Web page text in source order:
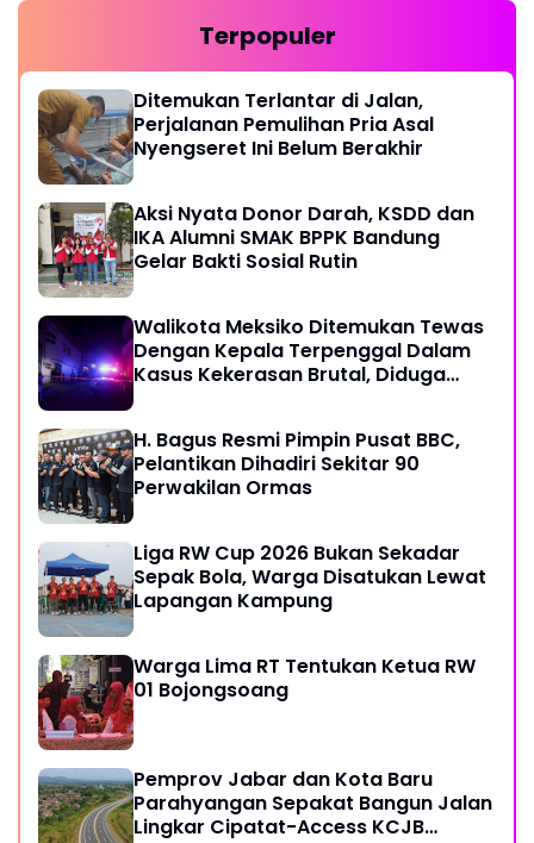
Terpopuler
Ditemukan Terlantar di Jalan,
Perjalanan Pemulihan Pria Asal
Nyengseret Ini Belum Berakhir
Aksi Nyata Donor Darah, KSDD dan
IKA Alumni SMAK BPPK Bandung
Gelar Bakti Sosial Rutin
Walikota Meksiko Ditemukan Tewas
Dengan Kepala Terpenggal Dalam
Kasus Kekerasan Brutal, Diduga
H. Bagus Resmi Pimpin Pusat BBC,
Pelantikan Dihadiri Sekitar 90
Perwakilan Ormas
Liga RW Cup 2026 Bukan Sekadar
Sepak Bola, Warga Disatukan Lewat
Lapangan Kampung
Warga Lima RT Tentukan Ketua RW
01 Bojongsoang
Pemprov Jabar dan Kota Baru
Parahyangan Sepakat Bangun Jalan
Lingkar Cipatat-Access KCJB